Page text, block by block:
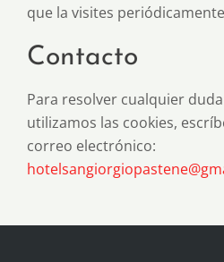
que la visites
Contacto
Para resolver cualquier
utilizamos las cookies,
correo electrónico: